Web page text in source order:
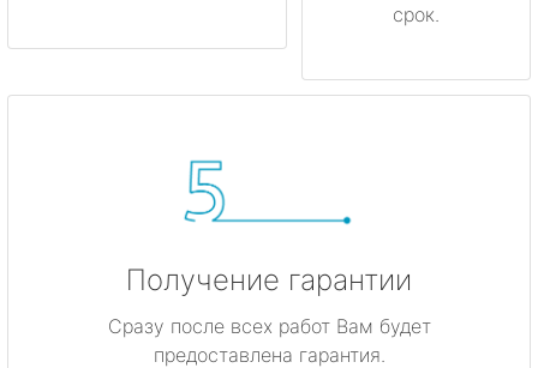
срок.
Получение гарантии
Сразу после всех работ Вам будет
предоставлена гарантия.